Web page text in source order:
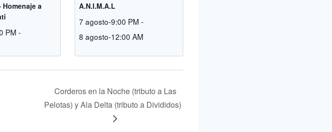
Homenaje a
PM -
A.N.I.M.A.L
7 agosto-9:00 PM -
8 agosto-12:00 AM
Corderos en la Noche (tributo a Las
Pelotas) y Ala Delta (tributo a Divididos)